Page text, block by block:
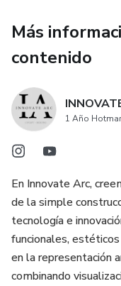
✅ Visualización de
diseñados para
explicativos.
✅ Planos y
claras y accesibles
cliente.
✅ Formato listo para
en alta calidad y
Más
contenido
1 Año
En Innovate Arc,
de la simple
tecnología e
funcionales,
en la representación
combinando